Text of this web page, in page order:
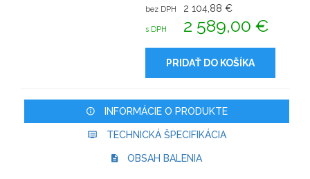
bez DPH 2 104,88 €
s DPH 2 589,00 €
PRIDAŤ DO KOŠÍKA
INFORMÁCIE O PRODUKTE
TECHNICKÁ ŠPECIFIKÁCIA
OBSAH BALENIA